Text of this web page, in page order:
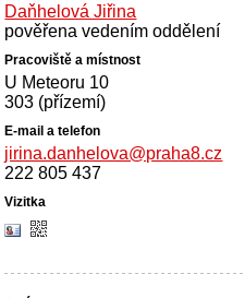
Daňhelová Jiřina
pověřena vedením oddělení
U Meteoru 10
303 (přízemí)
jirina.danhelova@praha8.cz
222 805 437